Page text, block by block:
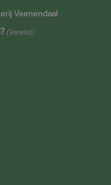
Veenendaal
(Vereist)